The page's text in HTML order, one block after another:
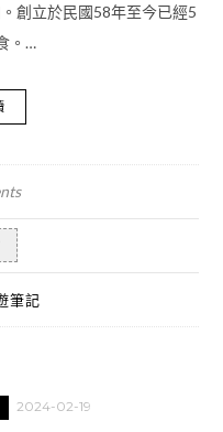
創立於民國58年至今已經5
。…
筆記
2024-02-19